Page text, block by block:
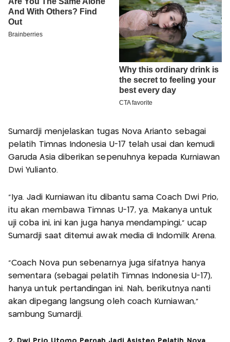
Sumardji menjelaskan tugas Nova Arianto sebagai
pelatih Timnas Indonesia U-17 telah usai dan kemudi
Garuda Asia diberikan sepenuhnya kepada Kurniawan
Dwi Yulianto.
“Iya. Jadi Kurniawan itu dibantu sama Coach Dwi Prio,
itu akan membawa Timnas U-17, ya. Makanya untuk
uji coba ini, ini kan juga hanya mendampingi,” ucap
Sumardji saat ditemui awak media di Indomilk Arena.
“Coach Nova pun sebenarnya juga sifatnya hanya
sementara (sebagai pelatih Timnas Indonesia U-17),
hanya untuk pertandingan ini. Nah, berikutnya nanti
akan dipegang langsung oleh coach Kurniawan,”
sambung Sumardji.